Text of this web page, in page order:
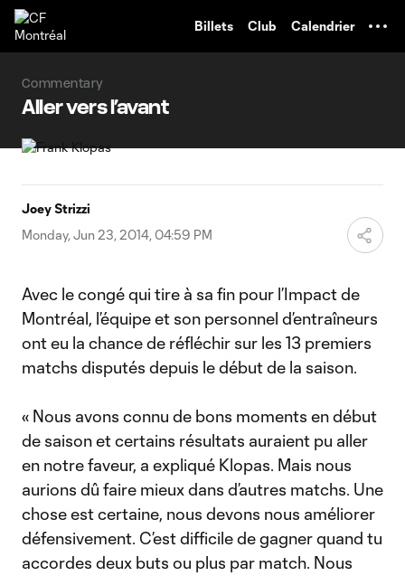
Billets Club Calendrier
Commentary
Aller vers l’avant
Joey Strizzi
Monday, Jun 23, 2014, 04:59 PM
Avec le congé qui tire à sa fin pour l’Impact de
Montréal, l’équipe et son personnel d’entraîneurs
ont eu la chance de réfléchir sur les 13 premiers
matchs disputés depuis le début de la saison.
« Nous avons connu de bons moments en début
de saison et certains résultats auraient pu aller
en notre faveur, a expliqué Klopas. Mais nous
aurions dû faire mieux dans d’autres matchs. Une
chose est certaine, nous devons nous améliorer
défensivement. C’est difficile de gagner quand tu
accordes deux buts ou plus par match. Nous